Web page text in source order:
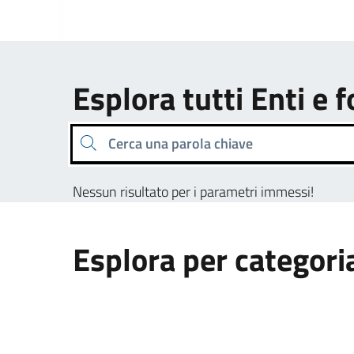
Esplora tutti Enti e
Cerca una parola chiave
Nessun risultato per i parametri immessi!
Esplora per